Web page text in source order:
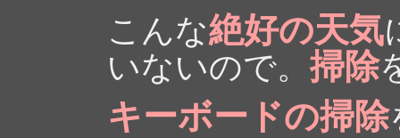
こんな絶好の天気
いないので。掃除
キーボードの掃除